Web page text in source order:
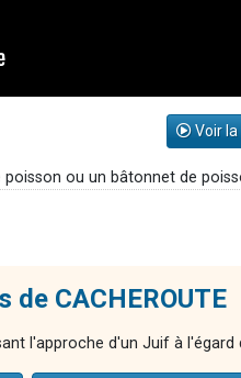
Voir
ou un bâtonnet de
de CACHEROUTE
l'approche d'un Juif à